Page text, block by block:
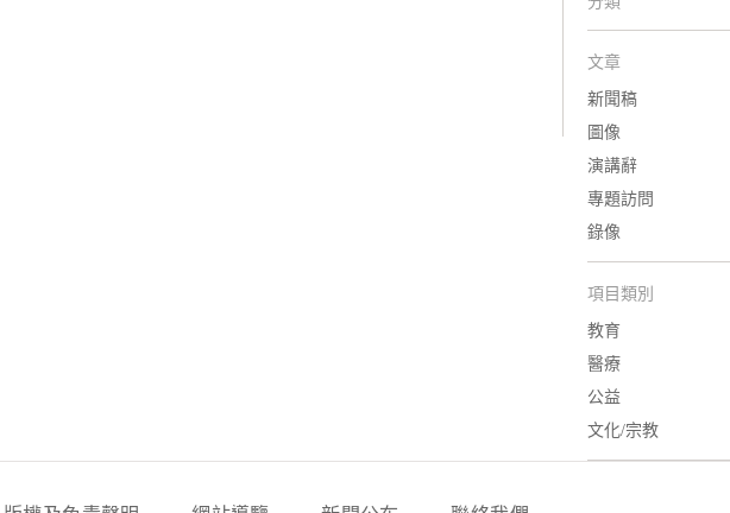
文章
新聞稿
圖像
演講辭
專題訪問
錄像
項目類別
教育
醫療
公益
文化/宗教